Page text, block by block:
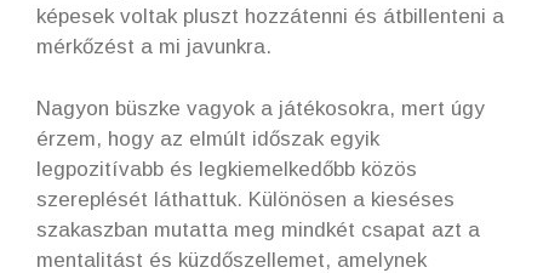
képesek voltak pluszt hozzátenni és átbillenteni a
mérkőzést a mi javunkra.
Nagyon büszke vagyok a játékosokra, mert úgy
érzem, hogy az elmúlt időszak egyik
legpozitívabb és legkiemelkedőbb közös
szereplését láthattuk. Különösen a kieséses
szakaszban mutatta meg mindkét csapat azt a
mentalitást és küzdőszellemet, amelynek